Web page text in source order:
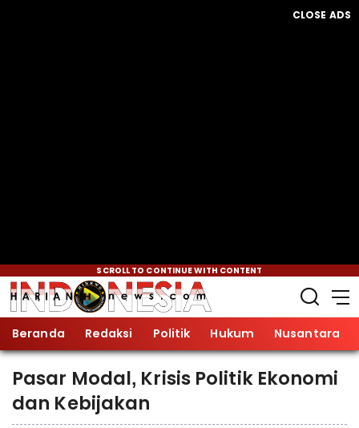
CLOSE ADS
SCROLL TO CONTINUE WITH CONTENT
Beranda Redaksi Politik Hukum Nusantara
Pasar Modal, Krisis Politik Ekonomi
dan Kebijakan